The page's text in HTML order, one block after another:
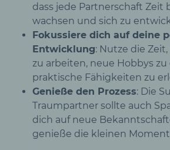
dass jede Partnerschaft Zeit
wachsen und sich zu
Fokussiere dich auf deine
Entwicklung: Nutze die
zu arbeiten, neue Hobbys
praktische Fähigkeiten zu
Genieße den Prozess: Die
Traumpartner sollte auch
dich auf neue
genieße die kleinen